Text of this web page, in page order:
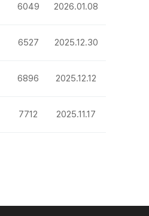
6049 2026.01.08
6527 2025.12.30
6896 2025.12.12
7712 2025.11.17